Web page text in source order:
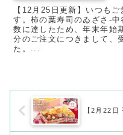
【12月25日更新】いつも
す。柿の葉寿司のゐざさ-
数に達したため、年末年始
分のご注文につきまして、
た。...
【2月22日